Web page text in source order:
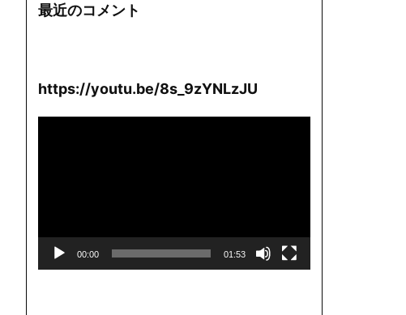
最近のコメント
https://youtu.be/8s_9zYNLzJU
00:00 01:53